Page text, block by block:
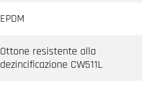
EPDM
Ottone resistente alla
dezincificazione CW511L